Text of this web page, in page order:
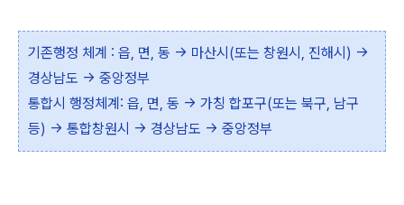
기존행정 체계 : 읍, 면, 동 -> 마산시(또는 창원시, 진해시) ->
경상남도 -> 중앙정부
통합시 행정체계: 읍, 면, 동 -> 가칭 합포구(또는 북구, 남구
등) -> 통합창원시 -> 경상남도 -> 중앙정부